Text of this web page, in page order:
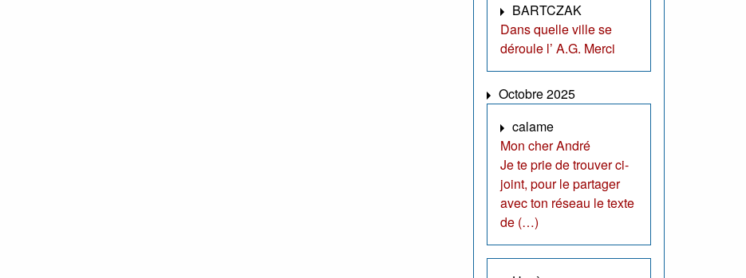
BARTCZAK
Dans quelle ville se
déroule l’ A.G. Merci
Octobre 2025
calame
Mon cher André
Je te prie de trouver ci-
joint, pour le partager
avec ton réseau le texte
de (…)